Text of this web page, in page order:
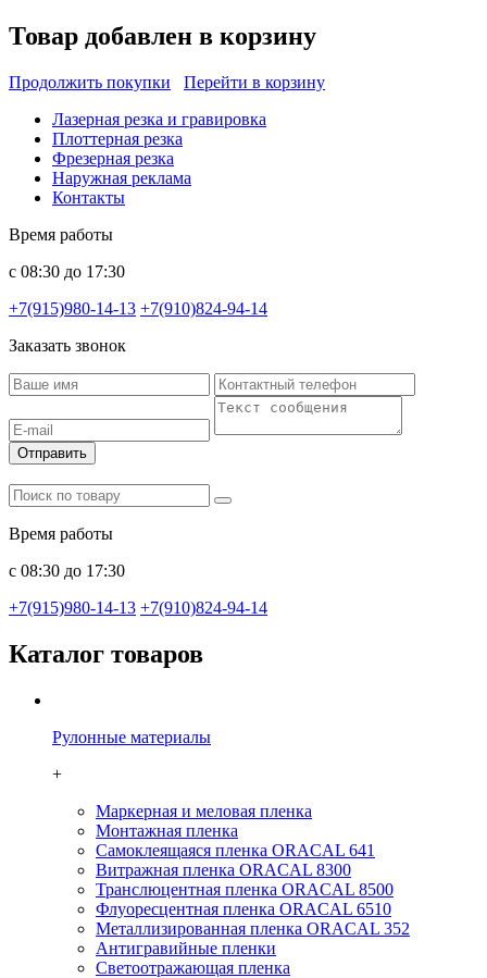
Товар добавлен в корзину
Продолжить покупки
Перейти в корзину
Лазерная резка и гравировка
Плоттерная резка
Фрезерная резка
Наружная реклама
Контакты
Время работы
с 08:30 до 17:30
+7(915)980-14-13 +7(910)824-94-14
Заказать звонок
Отправить
Время работы
с 08:30 до 17:30
+7(915)980-14-13 +7(910)824-94-14
Каталог товаров
Рулонные материалы
+
Маркерная и меловая пленка
Монтажная пленка
Самоклеящаяся пленка ORACAL 641
Витражная пленка ORACAL 8300
Транслюцентная пленка ORACAL 8500
Флуоресцентная пленка ORACAL 6510
Металлизированная пленка ORACAL 352
Антигравийные пленки
Светоотражающая пленка